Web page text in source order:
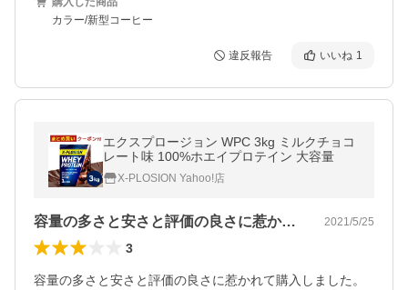
カラー/新型コーヒー
違反報告 いいね 1
エクスプロージョン WPC 3kg ミルクチョコ
レート味 100%ホエイプロテイン 大容量
X-PLOSION Yahoo!店
容量の多さと安さと評価の良さに惹かれて… 2021/5/25
3
容量の多さと安さと評価の良さに惹かれて購入しました。